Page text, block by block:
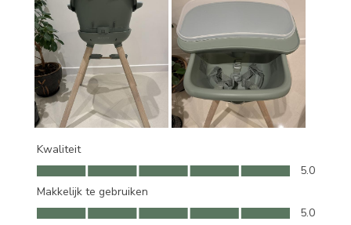
Kwaliteit
Kwaliteit, 5.0 van 5
5.0
Makkelijk te gebruiken
Makkelijk te gebruiken, 5.0 van 5
5.0